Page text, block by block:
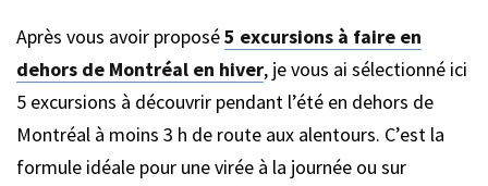
Après vous avoir proposé5 excursions à faire en
dehors de Montréal en hiver, je vous ai sélectionné ici
5 excursions à découvrir pendant l’été en dehors de
Montréal à moins 3 h de route aux alentours. C’est la
formule idéale pour une virée à la journée ou sur